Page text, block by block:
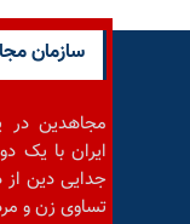
سازمان
مجاهدین در
ایران با یک
جدایی دین از
تساوی زن و